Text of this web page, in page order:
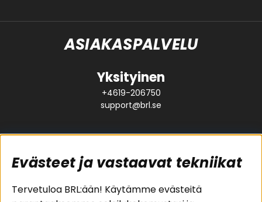
ASIAKASPALVELU
Yksityinen
+4619-206750
support@brl.se
Suositut sivut Asiakaspalvelu
Evästeet ja vastaavat tekniikat
Tervetuloa BRL:ään! Käytämme evästeitä